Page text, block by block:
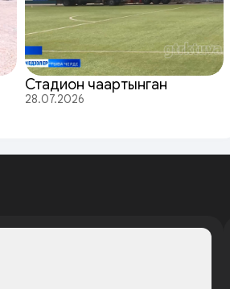
Стадион чаартынган
28.07.2026